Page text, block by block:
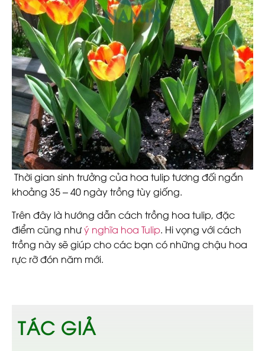
Thời gian sinh trưởng của hoa tulip tương đối ngắn
khoảng 35 – 40 ngày trồng tùy giống.
Trên đây là hướng dẫn cách trồng hoa tulip, đặc
điểm cũng nhưý nghĩa hoa Tulip. Hi vọng với cách
trồng này sẽ giúp cho các bạn có những chậu hoa
rực rỡ đón năm mới.
TÁC GIẢ